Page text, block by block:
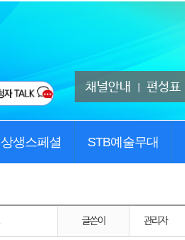
채널안내 편성표
상생스페셜 STB예술무대
글쓴이 관리자